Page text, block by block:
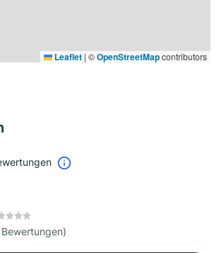
Leaflet | ©OpenStreetMapcontributors